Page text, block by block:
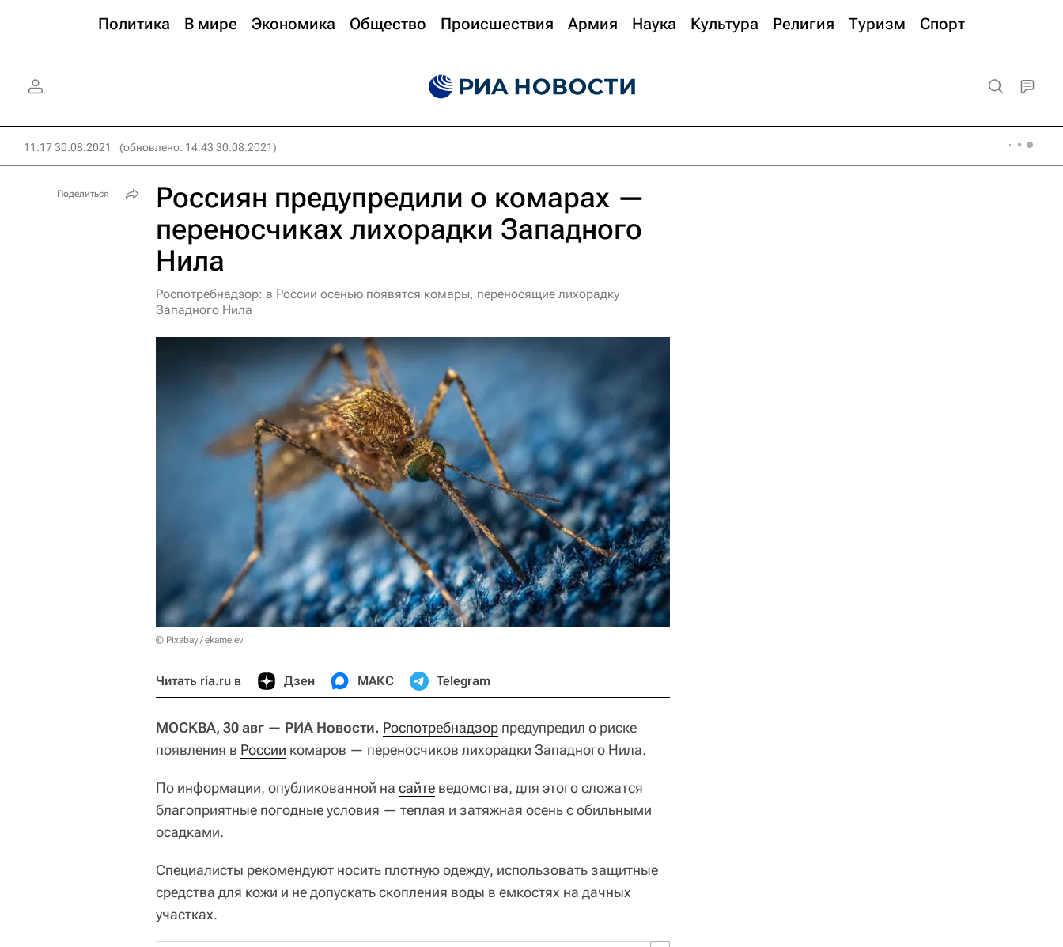
Политика В мире Экономика Общество Происшествия Армия Наука Культура Религия Туризм Спорт
11:17 30.08.2021 (обновлено: 14:43 30.08.2021)
Россиян предупредили о комарах —
переносчиках лихорадки Западного
Нила
Роспотребнадзор: в России осенью появятся комары, переносящие лихорадку
Западного Нила
© Pixabay / ekamelev
Читать ria.ru в Дзен МАКС Telegram
МОСКВА, 30 авг — РИА Новости. Роспотребнадзор предупредил о риске
появления в России комаров — переносчиков лихорадки Западного Нила.
По информации, опубликованной на сайте ведомства, для этого сложатся
благоприятные погодные условия — теплая и затяжная осень с обильными
осадками.
Специалисты рекомендуют носить плотную одежду, использовать защитные
средства для кожи и не допускать скопления воды в емкостях на дачных
участках.
Поделиться